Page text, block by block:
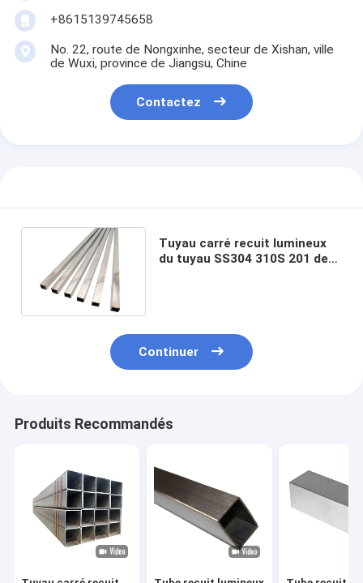
+8615139745658
No. 22, route de Nongxinhe, secteur de Xishan, ville
de Wuxi, province de Jiangsu, Chine
Contactez
Tuyau carré recuit lumineux
du tuyau SS304 310S 201 de
Continuer
Produits Recommandés